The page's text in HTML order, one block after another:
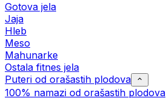
Gotova jela
Јаја
Hleb
Meso
Mahunarke
Ostala fitnes jela
Puteri od orašastih plodova
100% namazi od orašastih plodova